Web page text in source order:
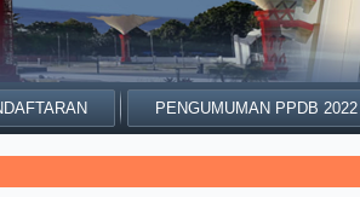
PENGUMUMAN PPDB 2022